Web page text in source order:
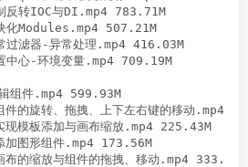
反转IOC与DI.mp4 783.71M
化Modules.mp4 507.21M
过滤器-异常处理.mp4 416.03M
中心-环境变量.mp4 709.19M
组件.mp4 599.93M
的旋转、拖拽、上下左右键的移动.mp4
模板添加与画布缩放.mp4 225.43M
图形组件.mp4 173.56M
的缩放与组件的拖拽、移动.mp4 333.29M